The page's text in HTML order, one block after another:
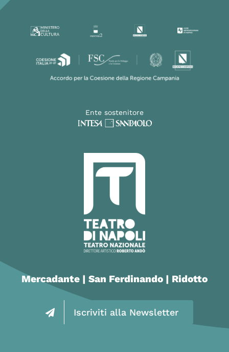
Ente sostenitore
Mercadante | San Ferdinando | Ridotto
Iscriviti alla Newsletter